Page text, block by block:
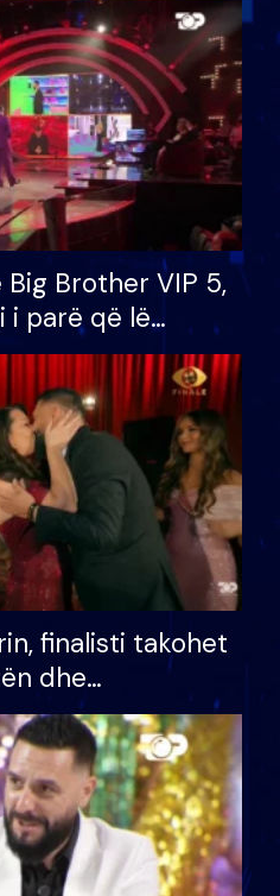
Brother VIP 5,
i parë që lë
mundësinë për
madh
finalisti takohet
dhe
ndonjë letër